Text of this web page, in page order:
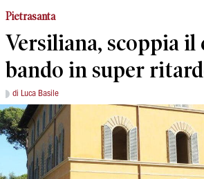
Pietrasanta
Versiliana, scoppia il
bando in super
di Luca Basile